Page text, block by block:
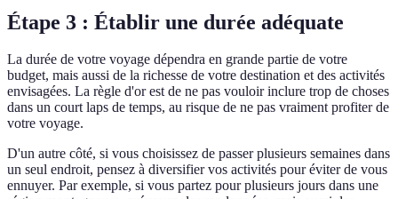
Étape 3 : Établir une durée adéquate
La durée de votre voyage dépendra en grande partie de votre
budget, mais aussi de la richesse de votre destination et des activités
envisagées. La règle d'or est de ne pas vouloir inclure trop de choses
dans un court laps de temps, au risque de ne pas vraiment profiter de
votre voyage.
D'un autre côté, si vous choisissez de passer plusieurs semaines dans
un seul endroit, pensez à diversifier vos activités pour éviter de vous
ennuyer. Par exemple, si vous partez pour plusieurs jours dans une